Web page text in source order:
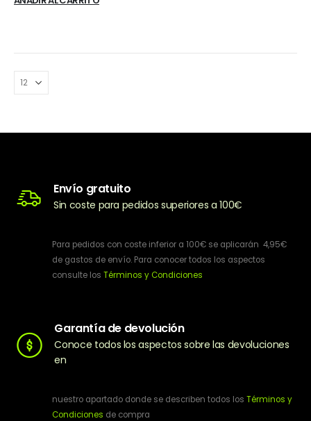
Envío gratuito
Sin coste para pedidos superiores a 100€
Para pedidos con coste inferior a 100€ se aplicarán 4,95€
de gastos de envío. Para conocer todos los aspectos
consulte los Términos y Condiciones
Garantía de devolución
Conoce todos los aspectos sobre las devoluciones
en
nuestro apartado donde se describen todos los Términos y
Condiciones de compra